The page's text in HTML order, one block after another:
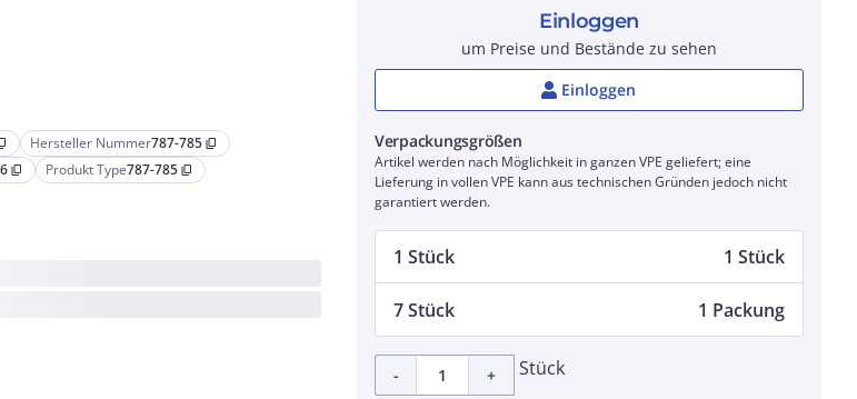
Hersteller Nummer787-785 content_copy
content_copy Produkt Type787-785 content_copy
Einloggen
um Preise und Bestände zu sehen
Einloggen
Verpackungsgrößen
Artikel werden nach Möglichkeit in ganzen VPE geliefert; eine
Lieferung in vollen VPE kann aus technischen Gründen jedoch nicht
garantiert werden.
1 Stück 1 Stück
7 Stück 1 Packung
- + Stück